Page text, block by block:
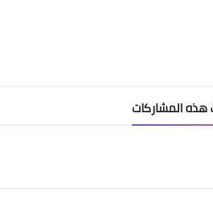
المشاركات